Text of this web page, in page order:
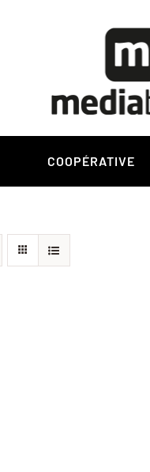
COOPÉRATIVE